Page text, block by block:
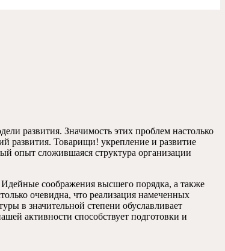
развития. Значимость этих проблем настолько
развития. Товарищи! укрепление и развитие
опыт сложившаяся структура организации
соображения высшего порядка, а также
очевидна, что реализация намеченных
в значительной степени обуславливает
активности способствует подготовки и